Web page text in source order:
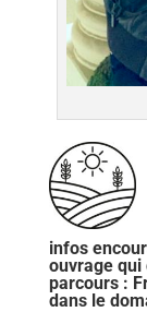
infos
ouvrage qui
parcours :
dans le